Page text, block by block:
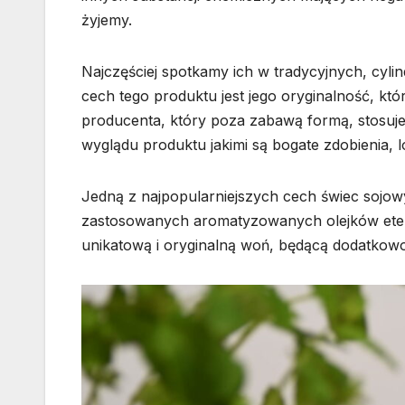
żyjemy.
Najczęściej spotkamy ich w tradycyjnych,
cech tego produktu jest jego oryginalność,
producenta, który poza zabawą formą,
wyglądu produktu jakimi są bogate zdobienia,
Jedną z najpopularniejszych cech świec
zastosowanych aromatyzowanych olejków
unikatową i oryginalną woń, będącą